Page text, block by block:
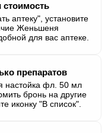
стоимость
аптеку", установите
Женьшеня
для вас аптеке.
препаратов
настойка фл. 50 мл
бронь на другие
иконку "В список".